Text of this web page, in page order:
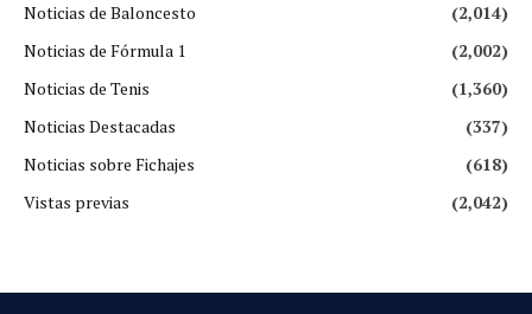
Noticias de Baloncesto
(2,014)
Noticias de Fórmula 1
(2,002)
Noticias de Tenis
(1,360)
Noticias Destacadas
(337)
Noticias sobre Fichajes
(618)
Vistas previas
(2,042)